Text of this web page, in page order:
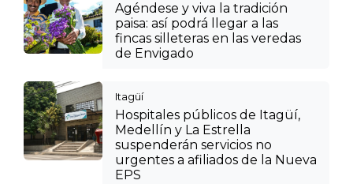
Agéndese y viva la tradición
paisa: así podrá llegar a las
fincas silleteras en las veredas
de Envigado
Itagüí
Hospitales públicos de Itagüí,
Medellín y La Estrella
suspenderán servicios no
urgentes a afiliados de la Nueva
EPS